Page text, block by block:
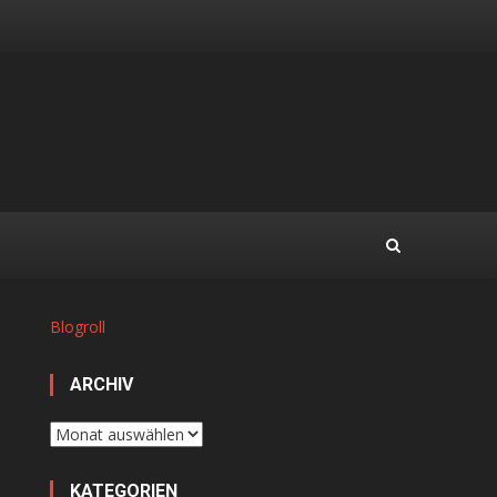
Blogroll
ARCHIV
Archiv
KATEGORIEN